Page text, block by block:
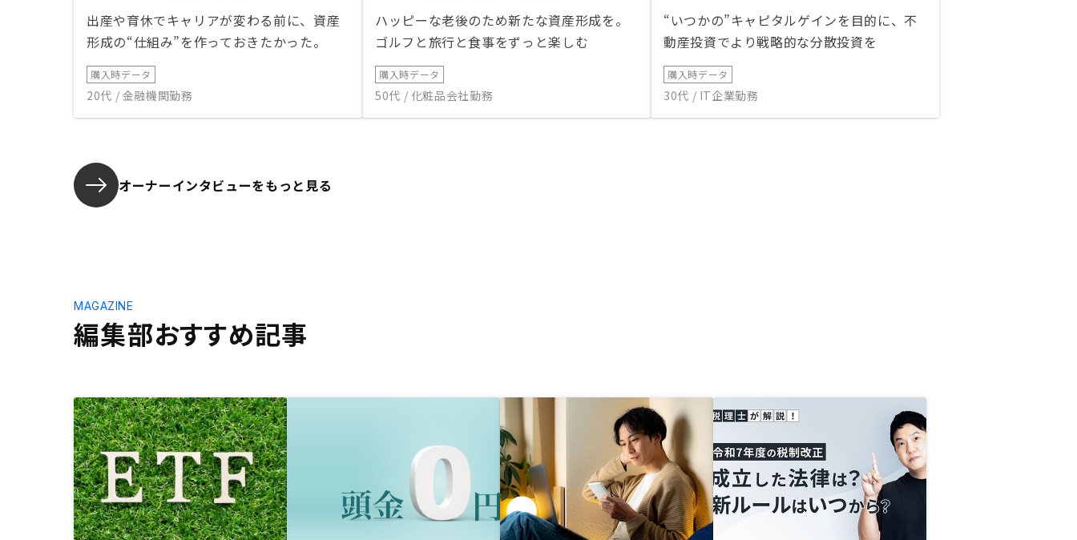
出産や育休でキャリアが変わる前に、資産
形成の“仕組み”を作っておきたかった。
購入時データ
20代 / 金融機関勤務
ハッピーな老後のため新たな資産形成を。
ゴルフと旅行と食事をずっと楽しむ
購入時データ
50代 / 化粧品会社勤務
“いつかの”キャピタルゲインを目的に、不
動産投資でより戦略的な分散投資を
購入時データ
30代 / IT企業勤務
オーナーインタビューをもっと見る
編集部おすすめ記事
MAGAZINE